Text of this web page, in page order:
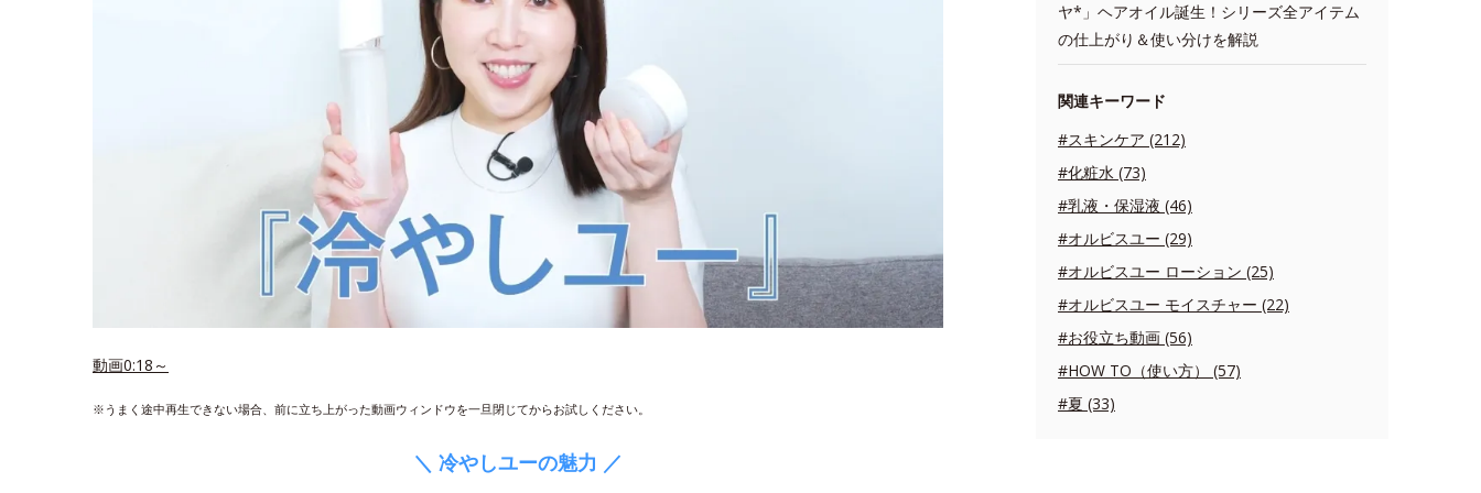
動画0:18～
※うまく途中再生できない場合、前に立ち上がった動画ウィンドウを一旦閉じてからお試しください。
＼ 冷やしユーの魅力 ／
ヤ*」ヘアオイル誕生！シリーズ全アイテム
の仕上がり＆使い分けを解説
関連キーワード
#スキンケア (212)
#化粧水 (73)
#乳液・保湿液 (46)
#オルビスユー (29)
#オルビスユー ローション (25)
#オルビスユー モイスチャー (22)
#お役立ち動画 (56)
#HOW TO（使い方） (57)
#夏 (33)